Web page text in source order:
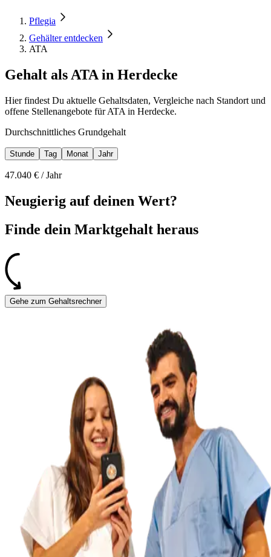
Pflegia
Gehälter entdecken
ATA
Gehalt als ATA in Herdecke
Hier findest Du aktuelle Gehaltsdaten, Vergleiche nach Standort und
offene Stellenangebote für ATA in Herdecke.
Durchschnittliches Grundgehalt
Stunde Tag Monat Jahr
47.040 € /Jahr
Neugierig auf deinen Wert?
Finde dein Marktgehalt heraus
Gehe zum Gehaltsrechner